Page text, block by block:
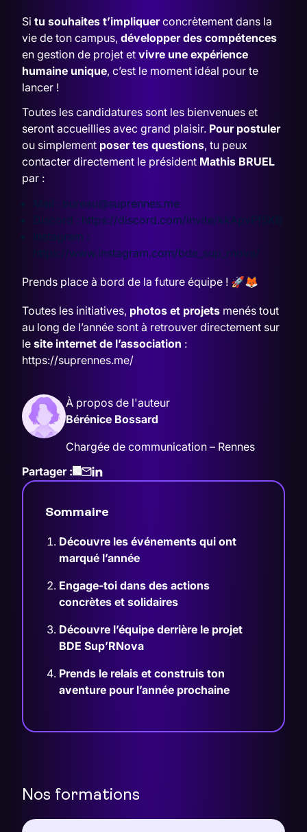
Si tu souhaites t’impliquerconcrètement dans la
vie de ton campus, développer des compétences
en gestion de projet et vivre une expérience
humaine unique, c’est le moment idéal pour te
lancer !
Toutes les candidatures sont les bienvenues et
seront accueillies avec grand plaisir. Pour postuler
ou simplement poser tes questions, tu peux
contacter directement le président Mathis BRUEL
par :
Mail : bureau@suprennes.me
Discord : https://discord.com/invite/kkApvPf5KB
Instagram :
https://www.instagram.com/bde_sup_rnova/
Prends place à bord de la future équipe ! 🚀🦊
Toutes les initiatives, photos et projets menés tout
au long de l’année sont à retrouver directement sur
le site internet de l’association :
https://suprennes.me/
À propos de l'auteur
Bérénice Bossard
Chargée de communication – Rennes
Partager :
Sommaire
Découvre les événements qui ont
marqué l’année
Engage-toi dans des actions
concrètes et solidaires
Découvre l’équipe derrière le projet
BDE Sup’RNova
Prends le relais et construis ton
aventure pour l’année prochaine
Nos formations